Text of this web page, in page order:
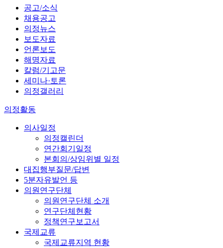
공고/소식
채용공고
의정뉴스
보도자료
언론보도
해명자료
칼럼/기고문
세미나·토론
의정갤러리
의정활동
의사일정
의정캘린더
연간회기일정
본회의/상임위별 일정
대집행부질문/답변
5분자유발언 등
의원연구단체
의원연구단체 소개
연구단체현황
정책연구보고서
국제교류
국제교류지역 현황